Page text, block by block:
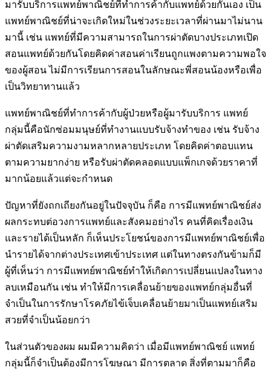
มารับบริการแพทย์พาณิชย์ที่ทำการค้ากับแพทย์ด้วยกันเอง เป็น
แพทย์พาณิชย์ที่น่าจะเกิดใหม่ในช่วงระยะเวลาที่ผ่านมาไม่นาน
มานี้ เช่น แพทย์ที่มีความสามารถในการผ่าตัดบางประเภทเปิด
สอนแพทย์ด้วยกันโดยคิดค่าสอนค่าเรียนถูกแพงตามความพอใจ
ของผู้สอน ไม่มีการเรียนการสอนในลักษณะพี่สอนน้องหรือเพื่อ
เป็นวิทยาทานแล้ว
แพทย์พาณิชย์ที่ทำการค้ากับผู้ป่วยหรือผู้มารับบริการ แพทย์
กลุ่มนี้คือนักซ่อมมนุษย์ที่ทำงานแบบรับจ้างทำของ เช่น รับจ้าง
ผ่าตัดเสริมความงามหลากหลายประเภท โดยคิดค่าตอบแทน
ตามความยากง่าย หรือรับผ่าตัดคลอดแบบแพ็กเกจด้วยราคาที่
มากน้อยแล้วแต่จะกำหนด
ปัญหาที่ยังถกเถียงกันอยู่ในปัจจุบัน ก็คือ การมีแพทย์พาณิชย์ส่ง
ผลกระทบต่อวงการแพทย์และสังคมอย่างไร คนที่คิดเรื่องเงิน
และรายได้เป็นหลัก ก็เห็นประโยชน์ของการมีแพทย์พาณิชย์เพื่อ
นำรายได้จากต่างประเทศเข้าประเทศ แต่ในทางตรงกันข้ามก็มี
ผู้ที่เห็นว่า การมีแพทย์พาณิชย์ทำให้เกิดการเปลี่ยนแปลงในทาง
ลบเหมือนกัน เช่น ทำให้มีการเคลื่อนย้ายของแพทย์กลุ่มอื่นที่
จำเป็นในการรักษาโรคภัยไข้เจ็บเคลื่อนย้ายมาเป็นแพทย์เสริม
สวยที่จำเป็นน้อยกว่า
ในส่วนตัวของผม ผมมีความคิดว่า เมื่อมีแพทย์พาณิชย์ แพทย์
กลุ่มนี้ก็จำเป็นต้องมีการโฆษณา มีการตลาด สิ่งที่ตามมาก็คือ